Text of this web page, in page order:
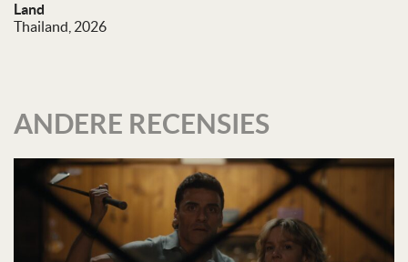
Land
Thailand, 2026
ANDERE RECENSIES